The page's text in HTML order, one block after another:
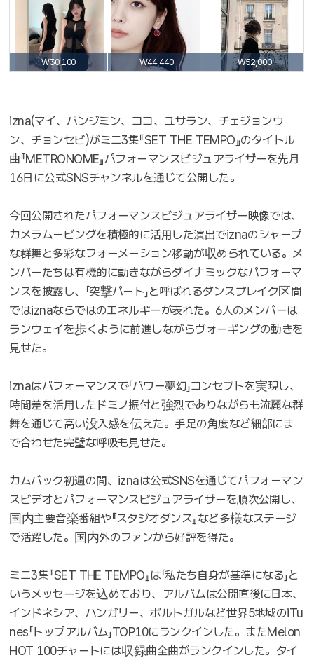
₩30,100 ₩44,440 ₩52,000
izna(マイ、パンジミン、ココ、ユサラン、チェジョンウ
ン、チョンセビ)がミニ3集『SET THE TEMPO』のタイトル
曲『METRONOME』パフォーマンスビジュアライザーを先月
16日に公式SNSチャンネルを通じて公開した。
今回公開されたパフォーマンスビジュアライザー映像では、
カメラムービングを積極的に活用した演出でiznaのシャープ
な群舞と多彩なフォーメーション移動が収められている。メ
ンバーたちは有機的に動きながらダイナミックなパフォーマ
ンスを披露し、「突撃パート」と呼ばれるダンスブレイク区間
ではiznaならではのエネルギーが表れた。6人のメンバーは
ランウェイを歩くように前進しながらヴォーギングの動きを
見せた。
iznaはパフォーマンスで「パワー夢幻」コンセプトを実現し、
時間差を活用したドミノ振付と強烈でありながらも流麗な群
舞を通じて高い没入感を伝えた。手足の角度など細部にま
で合わせた完璧な呼吸も見せた。
カムバック初週の間、iznaは公式SNSを通じてパフォーマン
スビデオとパフォーマンスビジュアライザーを順次公開し、
国内主要音楽番組や『スタジオダンス』など多様なステージ
で活躍した。国内外のファンから好評を得た。
ミニ3集『SET THE TEMPO』は「私たち自身が基準になる」と
いうメッセージを込めており、アルバムは公開直後に日本、
インドネシア、ハンガリー、ポルトガルなど世界5地域のiTu
nes「トップアルバム」TOP10にランクインした。またMelon
HOT 100チャートには収録曲全曲がランクインした。タイ